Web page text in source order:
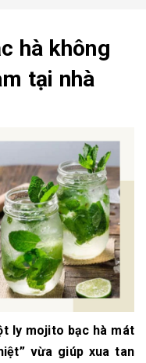
hà không
tại nhà
ly mojito bạc hà mát
vừa giúp xua tan